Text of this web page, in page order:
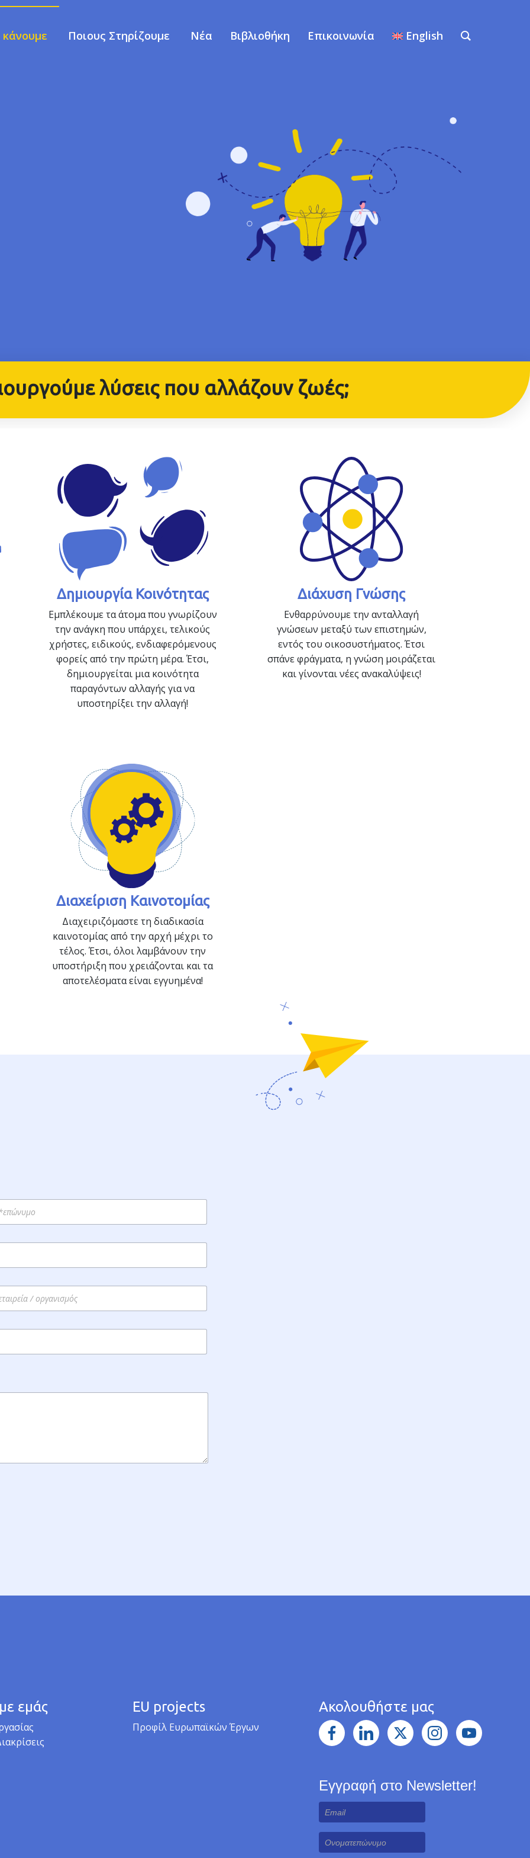
κάνουμε Ποιους Στηρίζουμε Νέα Βιβλιοθήκη Επικοινωνία English
λύσεις που αλλάζουν ζωές;
Δημιουργία Κοινότητας
Εμπλέκουμε τα άτομα που γνωρίζουν
την ανάγκη που υπάρχει, τελικούς
χρήστες, ειδικούς, ενδιαφερόμενους
φορείς από την πρώτη μέρα. Έτσι,
δημιουργείται μια κοινότητα
παραγόντων αλλαγής για να
υποστηρίξει την αλλαγή!
Διάχυση Γνώσης
Ενθαρρύνουμε την ανταλλαγή
γνώσεων μεταξύ των επιστημών,
εντός του οικοσυστήματος. Έτσι
σπάνε φράγματα, η γνώση μοιράζεται
και γίνονται νέες ανακαλύψεις!
Διαχείριση Καινοτομίας
Διαχειριζόμαστε τη διαδικασία
καινοτομίας από την αρχή μέχρι το
τέλος. Έτσι, όλοι λαμβάνουν την
υποστήριξη που χρειάζονται και τα
αποτελέσματα είναι εγγυημένα!
εμάς EU projects
Προφίλ Ευρωπαϊκών Έργων
Ακολουθήστε μας
Εγγραφή στο Newsletter!